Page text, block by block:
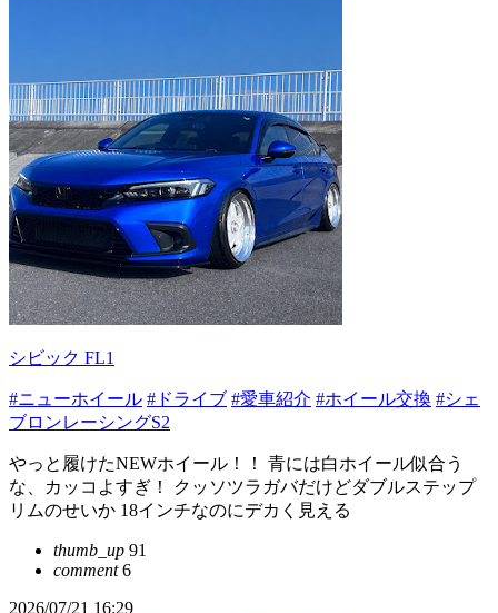
シビック FL1
#ニューホイール #ドライブ #愛車紹介 #ホイール交換 #シェ
ブロンレーシングS2
やっと履けたNEWホイール！！ 青には白ホイール似合う
な、カッコよすぎ！ クッソツラガバだけどダブルステップ
リムのせいか 18インチなのにデカく見える
thumb_up 91
comment6
2026/07/21 16:29